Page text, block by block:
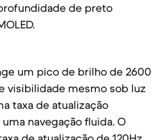
de preto
um pico de brilho de 2600
visibilidade mesmo sob luz
taxa de atualização
navegação fluida. O